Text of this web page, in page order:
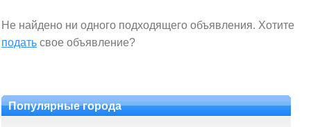
Не найдено ни одного подходящего объявления. Хотите
подать свое объявление?
Популярные города